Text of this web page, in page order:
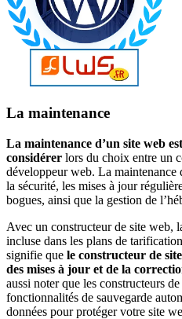
La maintenance
La maintenance d’un site web
considérer lors du choix entre un
développeur web. La maintenance
la sécurité, les mises à jour
bogues, ainsi que la gestion de
Avec un constructeur de site web,
incluse dans les plans de
signifie que le constructeur de
des mises à jour et de la
aussi noter que les constructeurs
fonctionnalités de sauvegarde
données pour protéger votre site